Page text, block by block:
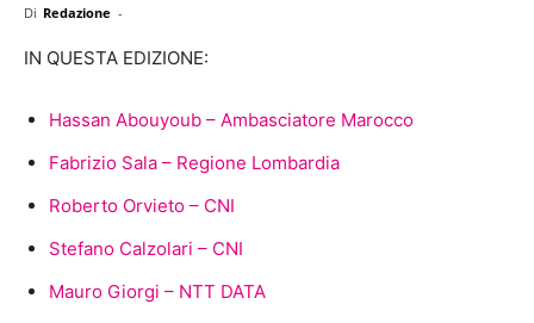
Di Redazione -
IN QUESTA EDIZIONE:
Hassan Abouyoub – Ambasciatore Marocco
Fabrizio Sala – Regione Lombardia
Roberto Orvieto – CNI
Stefano Calzolari – CNI
Mauro Giorgi – NTT DATA